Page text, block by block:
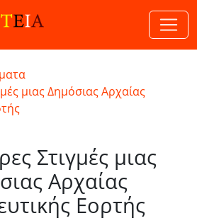
μιας Δημόσιας Αρχαίας
Στιγμές μιας
Αρχαίας
Εορτής